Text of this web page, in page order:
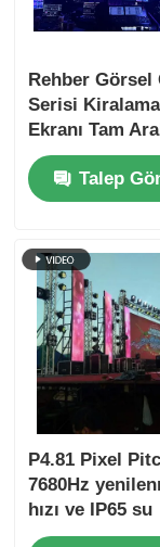
Rehber Görsel
Serisi
Ekranı Tam
P2.6'dan P4'e
kadar.81,
Dolaplar
Talep
P4.81 Pixel
7680Hz
hızı ve IP65 su
geçirmezliği ile